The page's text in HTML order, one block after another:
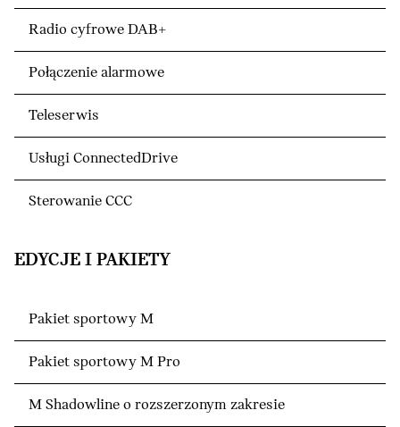
Radio cyfrowe DAB+
Połączenie alarmowe
Teleserwis
Usługi ConnectedDrive
Sterowanie CCC
EDYCJE I PAKIETY
Pakiet sportowy M
Pakiet sportowy M Pro
M Shadowline o rozszerzonym zakresie